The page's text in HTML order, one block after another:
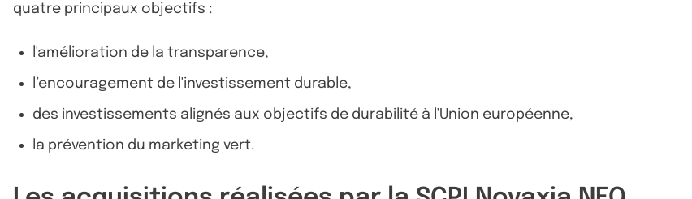
quatre principaux objectifs :
l'amélioration de la transparence,
l’encouragement de l'investissement durable,
des investissements alignés aux objectifs de durabilité à l'Union européenne,
la prévention du marketing vert.